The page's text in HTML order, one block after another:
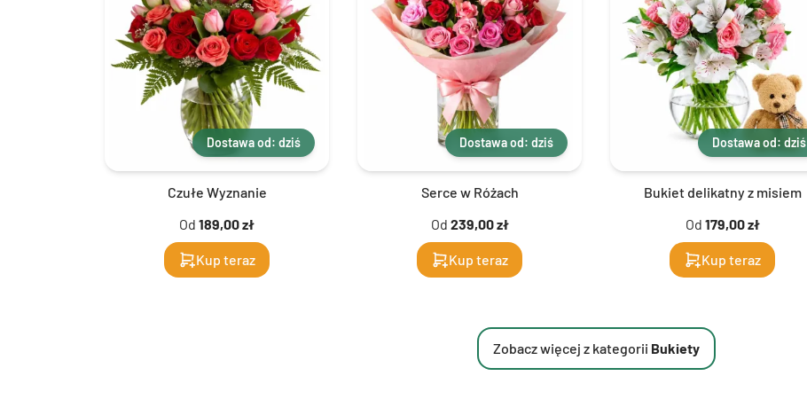
Dostawa od: dziś
Czułe Wyznanie
Od 189,00 zł
Kup teraz
Dostawa od: dziś
Serce w Różach
Od 239,00 zł
Kup teraz
Dostawa od: dziś
Bukiet delikatny z misiem
Od 179,00 zł
Kup teraz
Zobacz więcej z kategorii Bukiety